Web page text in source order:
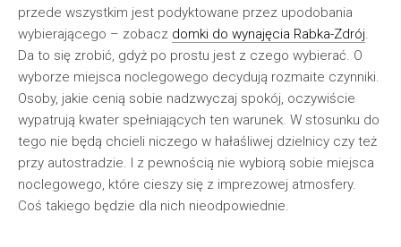
przede wszystkim jest podyktowane przez upodobania
wybierającego – zobacz domki do wynajęcia Rabka-Zdrój.
Da to się zrobić, gdyż po prostu jest z czego wybierać. O
wyborze miejsca noclegowego decydują rozmaite czynniki.
Osoby, jakie cenią sobie nadzwyczaj spokój, oczywiście
wypatrują kwater spełniających ten warunek. W stosunku do
tego nie będą chcieli niczego w hałaśliwej dzielnicy czy też
przy autostradzie. I z pewnością nie wybiorą sobie miejsca
noclegowego, które cieszy się z imprezowej atmosfery.
Coś takiego będzie dla nich nieodpowiednie.